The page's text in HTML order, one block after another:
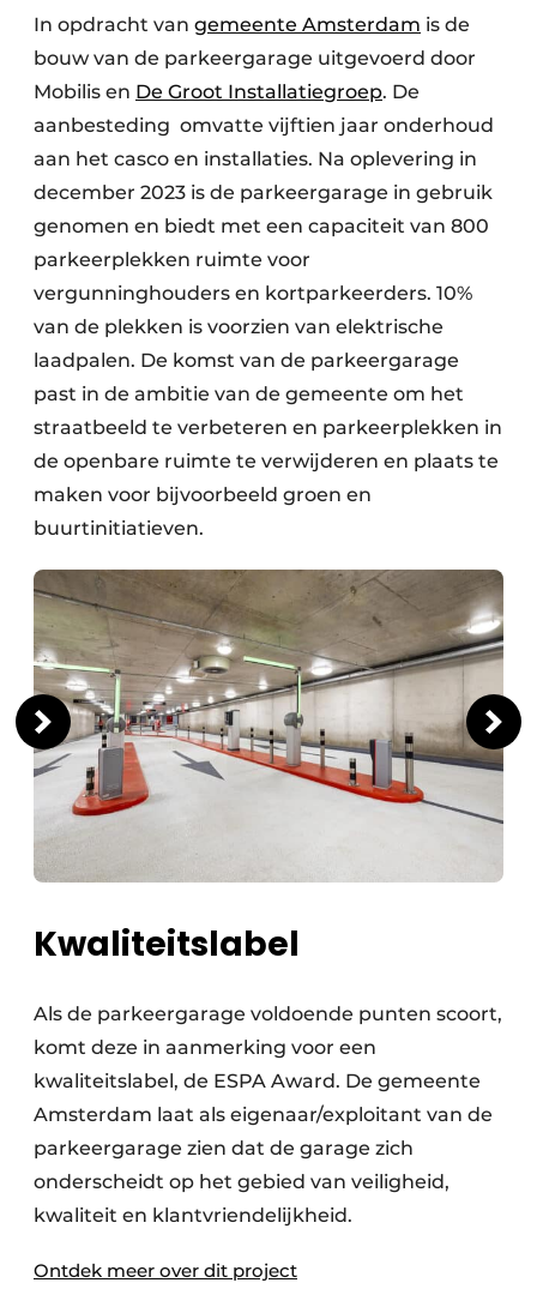
In opdracht van gemeente Amsterdam is de
bouw van de parkeergarage uitgevoerd door
Mobilis en De Groot Installatiegroep. De
aanbesteding omvatte vijftien jaar onderhoud
aan het casco en installaties. Na oplevering in
december 2023 is de parkeergarage in gebruik
genomen en biedt met een capaciteit van 800
parkeerplekken ruimte voor
vergunninghouders en kortparkeerders. 10%
van de plekken is voorzien van elektrische
laadpalen. De komst van de parkeergarage
past in de ambitie van de gemeente om het
straatbeeld te verbeteren en parkeerplekken in
de openbare ruimte te verwijderen en plaats te
maken voor bijvoorbeeld groen en
buurtinitiatieven.
Kwaliteitslabel
Als de parkeergarage voldoende punten scoort,
komt deze in aanmerking voor een
kwaliteitslabel, de ESPA Award. De gemeente
Amsterdam laat als eigenaar/exploitant van de
parkeergarage zien dat de garage zich
onderscheidt op het gebied van veiligheid,
kwaliteit en klantvriendelijkheid.
Ontdek meer over dit project